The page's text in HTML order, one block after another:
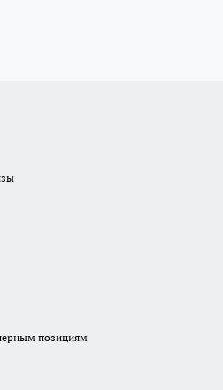
позициям